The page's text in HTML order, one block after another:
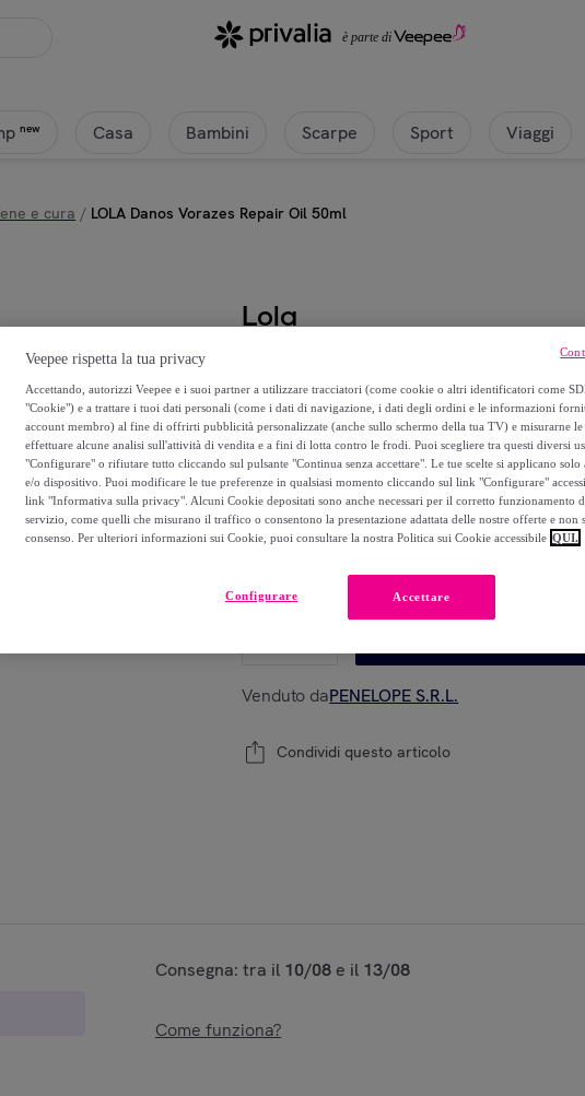
new Casa Bambini Scarpe Sport Viaggi
e cura / LOLA Danos Vorazes Repair Oil 50ml
Lola
LOLA Danos Vorazes Repair Oil
9,80 €
13, €
-24%
Modello: LOLA Danos Vorazes Repair Oil 50ml
Venduto daPENELOPE S.R.L.
Condividi questo articolo
Consegna: tra il 10/08 e il 13/08
Come funziona?
Veepee rispetta la tua privacy
Accettando, autorizzi Veepee e i suoi partner a utilizzare tracciatori (come cookie o altri identificatori come
"Cookie") e a trattare i tuoi dati personali (come i dati di navigazione, i dati degli ordini e le informazioni
account membro) al fine di offrirti pubblicità personalizzate (anche sullo schermo della tua TV) e misurarne le
effettuare alcune analisi sull'attività di vendita e a fini di lotta contro le frodi. Puoi scegliere tra questi diversi
"Configurare" o rifiutare tutto cliccando sul pulsante "Continua senza accettare". Le tue scelte si applicano solo
e/o dispositivo. Puoi modificare le tue preferenze in qualsiasi momento cliccando sul link "Configurare"
link "Informativa sulla privacy". Alcuni Cookie depositati sono anche necessari per il corretto funzionamento
servizio, come quelli che misurano il traffico o consentono la presentazione adattata delle nostre offerte e non
consenso. Per ulteriori informazioni sui Cookie, puoi consultare la nostra Politica sui Cookie accessibile QUI.
Accettare
Configurare